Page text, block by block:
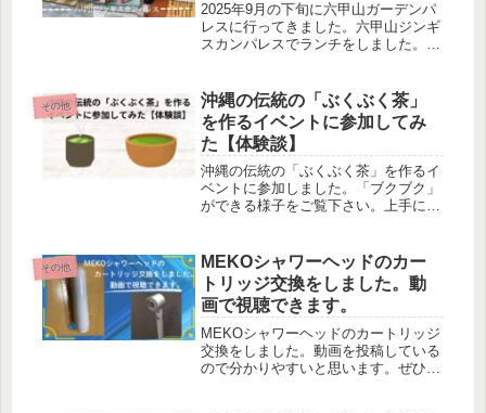
2025年9月の下旬に六甲山ガーデンパ
レスに行ってきました。六甲山ジンギ
スカンパレスでランチをしました。こ
その他
沖縄の伝統の「ぶくぶく茶」
を作るイベントに参加してみ
た【体験談】
沖縄の伝統の「ぶくぶく茶」を作るイ
ベントに参加しました。「ブクブク」
ができる様子をご覧下さい。上手にで
その他
MEKOシャワーヘッドのカー
トリッジ交換をしました。動
画で視聴できます。
MEKOシャワーヘッドのカートリッジ
交換をしました。動画を投稿している
ので分かりやすいと思います。ぜひご